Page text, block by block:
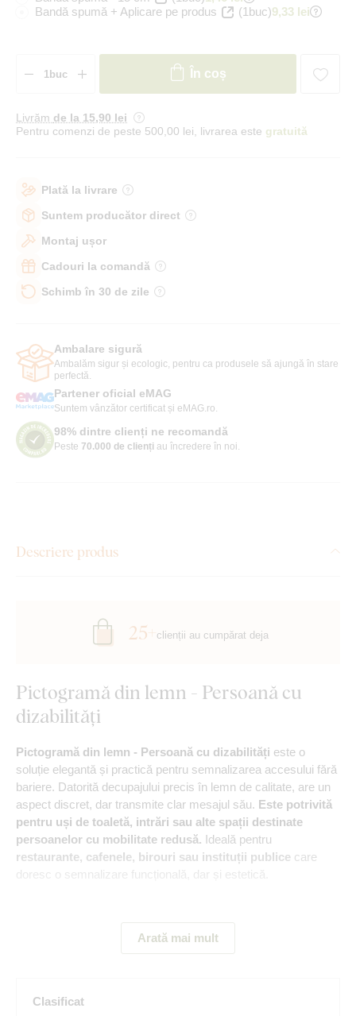
Bandă spumă + Aplicare pe produs
(1buc)9,33 lei
În coș
Livrăm de la 15,90 lei
Pentru comenzi de peste 500,00 lei, livrarea este gratuită
Plată la livrare
Suntem producător direct
Montaj ușor
Cadouri la comandă
Schimb în 30 de zile
Ambalare sigură
Ambalăm sigur și ecologic, pentru ca produsele să ajungă în stare
perfectă.
Partener oficial eMAG
Suntem vânzător certificat și eMAG.ro.
98% dintre clienți ne recomandă
Peste 70.000 de clienți au încredere în noi.
Descriere produs
Pictogramă din lemn - Persoană cu
dizabilități
Pictogramă din lemn - Persoană cu dizabilități este o
soluție elegantă și practică pentru semnalizarea accesului fără
bariere. Datorită decupajului precis în lemn de calitate, are un
aspect discret, dar transmite clar mesajul său. Este potrivită
pentru uși de toaletă, intrări sau alte spații destinate
persoanelor cu mobilitate redusă. Ideală pentru
restaurante, cafenele, birouri sau instituții publice care
doresc o semnalizare funcțională, dar și estetică.
Principalele avantaje ale produsului:
Disponibilă în numeroase modele
Arată mai mult
25+ clienții au cumpărat deja
Clasificat